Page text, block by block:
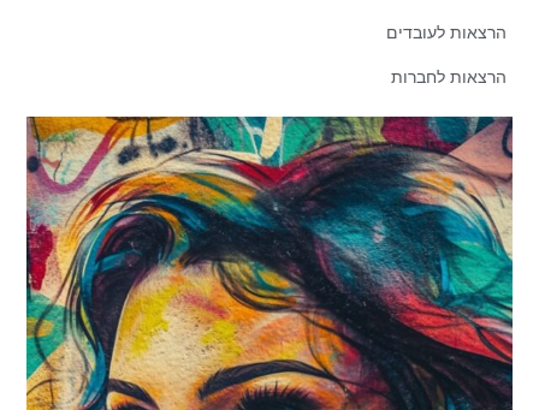
הרצאות לעובדים
הרצאות לחברות